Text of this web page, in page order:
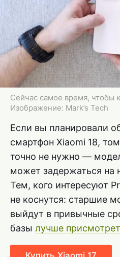
Сейчас самое время, чтобы
Изображение: Mark’s Tech
Если вы планировали
смартфон Xiaomi 18,
точно не нужно —
может задержаться на
Тем, кого интересуют
не коснутся: старшие
выйдут в привычные
базы лучше